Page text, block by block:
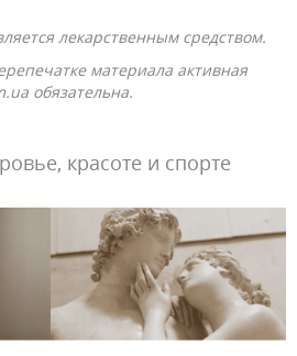
лекарственным средством.
материала активная
обязательна.
красоте и спорте